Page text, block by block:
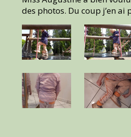
des photos. Du coup j’en ai